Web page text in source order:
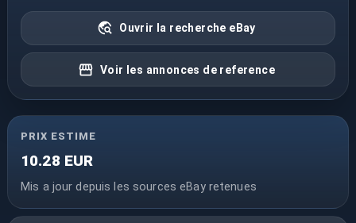
Ouvrir la recherche eBay
Voir les annonces de reference
PRIX ESTIME
10.28 EUR
Mis a jour depuis les sources eBay retenues